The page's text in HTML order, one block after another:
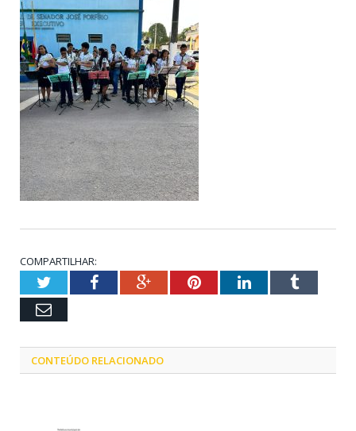
COMPARTILHAR:
TwitterFacebookGoogle+PinterestLinkedInTumblr
Email
CONTEÚDO RELACIONADO